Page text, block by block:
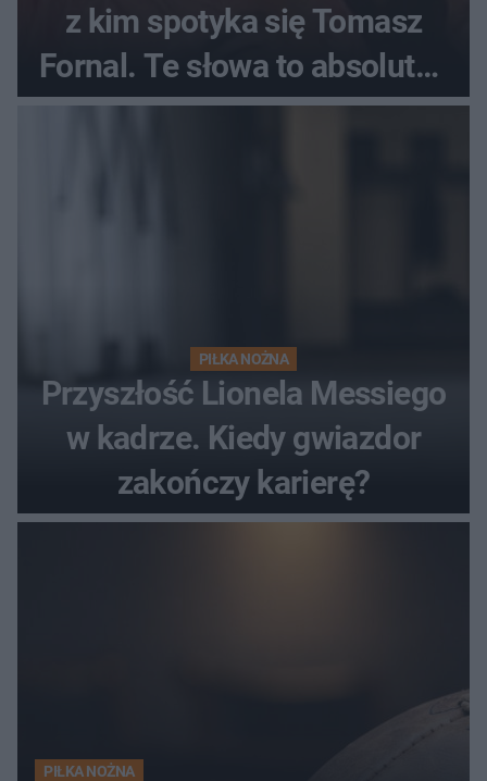
z kim spotyka się Tomasz
Fornal. Te słowa to absolutny
hit
PIŁKA NOŻNA
Przyszłość Lionela Messiego
w kadrze. Kiedy gwiazdor
zakończy karierę?
PIŁKA NOŻNA